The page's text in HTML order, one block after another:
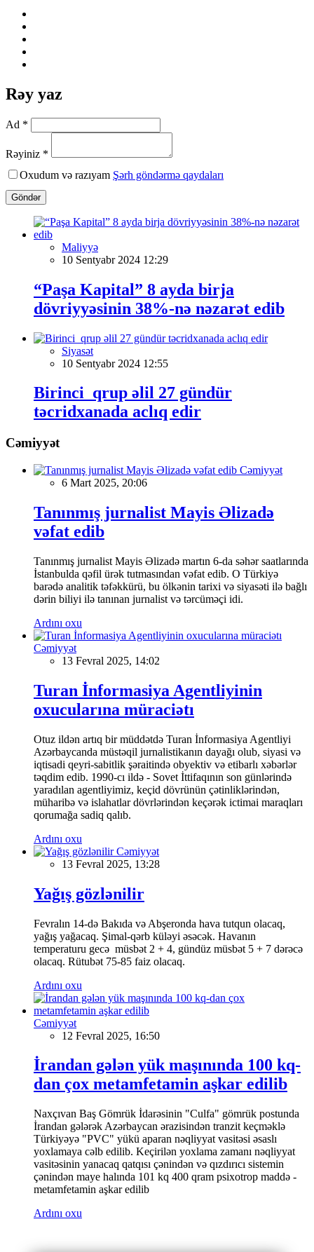
Rəy yaz
Ad *
Rəyiniz *
Oxudum və razıyam Şərh göndərmə qaydaları
Göndər
Maliyyə
10 Sentyabr 2024 12:29
“Paşa Kapital” 8 ayda birja
dövriyyəsinin 38%-nə nəzarət edib
Siyasət
10 Sentyabr 2024 12:55
Birinci qrup əlil 27 gündür
təcridxanada aclıq edir
Cəmiyyət
Cəmiyyət
6 Mart 2025, 20:06
Tanınmış jurnalist Mayis Əlizadə
vəfat edib
Tanınmış jurnalist Mayis Əlizadə martın 6-da səhər saatlarında
İstanbulda qəfil ürək tutmasından vəfat edib. O Türkiyə
barədə analitik təfəkkürü, bu ölkənin tarixi və siyasəti ilə bağlı
dərin biliyi ilə tanınan jurnalist və tərcüməçi idi.
Ardını oxu
Cəmiyyət
13 Fevral 2025, 14:02
Turan İnformasiya Agentliyinin
oxucularına müraciətı
Otuz ildən artıq bir müddətdə Turan İnformasiya Agentliyi
Azərbaycanda müstəqil jurnalistikanın dayağı olub, siyasi və
iqtisadi qeyri-sabitlik şəraitində obyektiv və etibarlı xəbərlər
təqdim edib. 1990-cı ildə - Sovet İttifaqının son günlərində
yaradılan agentliyimiz, keçid dövrünün çətinliklərindən,
müharibə və islahatlar dövrlərindən keçərək ictimai maraqları
qorumağa sadiq qalıb.
Ardını oxu
Cəmiyyət
13 Fevral 2025, 13:28
Yağış gözlənilir
Fevralın 14-də Bakıda və Abşeronda hava tutqun olacaq,
yağış yağacaq. Şimal-qərb küləyi əsəcək. Havanın
temperaturu gecə müsbət 2 + 4, gündüz müsbət 5 + 7 dərəcə
olacaq. Rütubət 75-85 faiz olacaq.
Ardını oxu
Cəmiyyət
12 Fevral 2025, 16:50
İrandan gələn yük maşınında 100 kq-
dan çox metamfetamin aşkar edilib
Naxçıvan Baş Gömrük İdarəsinin "Culfa" gömrük postunda
İrandan gələrək Azərbaycan ərazisindən tranzit keçməklə
Türkiyəyə "PVC" yükü aparan nəqliyyat vasitəsi əsaslı
yoxlamaya cəlb edilib. Keçirilən yoxlama zamanı nəqliyyat
vasitəsinin yanacaq qatqısı çənindən və qızdırıcı sistemin
çənindən maye halında 101 kq 400 qram psixotrop maddə -
metamfetamin aşkar edilib
Ardını oxu